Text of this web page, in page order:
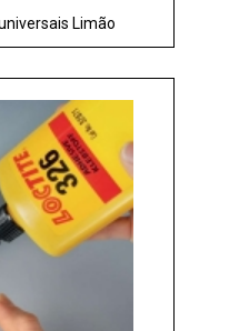
Limão